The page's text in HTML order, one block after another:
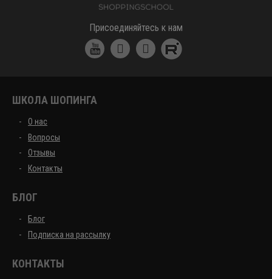
Присоединяйтесь к нам
ШКОЛА ШОПИНГА
О нас
Вопросы
Отзывы
Контакты
БЛОГ
Блог
Подписка на рассылку
КОНТАКТЫ